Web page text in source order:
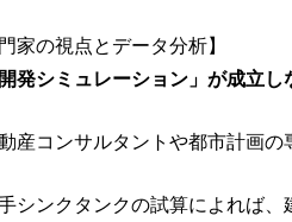
門家の視点とデータ分析】
開発シミュレーション」が成立
産コンサルタントや都市計画の
シンクタンクの試算によれば、